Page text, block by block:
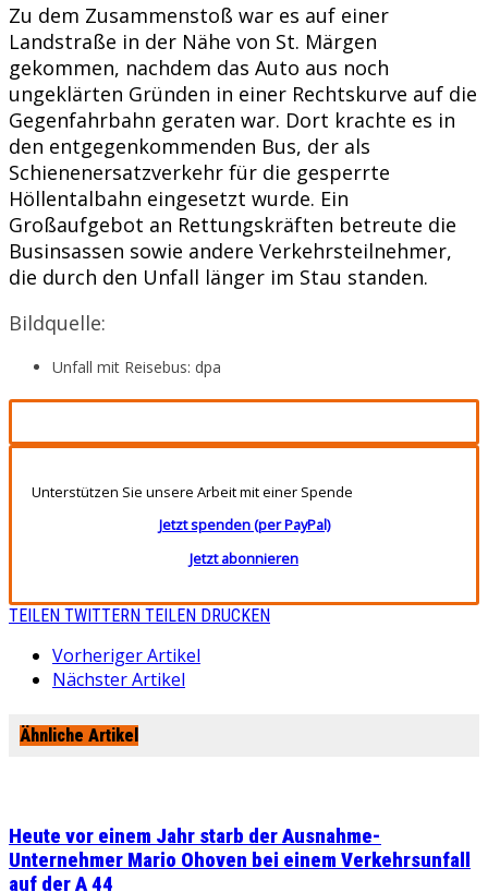
Zu dem Zusammenstoß war es auf einer
Landstraße in der Nähe von St. Märgen
gekommen, nachdem das Auto aus noch
ungeklärten Gründen in einer Rechtskurve auf die
Gegenfahrbahn geraten war. Dort krachte es in
den entgegenkommenden Bus, der als
Schienenersatzverkehr für die gesperrte
Höllentalbahn eingesetzt wurde. Ein
Großaufgebot an Rettungskräften betreute die
Businsassen sowie andere Verkehrsteilnehmer,
die durch den Unfall länger im Stau standen.
Bildquelle:
Unfall mit Reisebus: dpa
Unterstützen Sie unsere Arbeit mit einer Spende
Jetzt spenden (per PayPal)
Jetzt abonnieren
TEILEN TWITTERN TEILEN DRUCKEN
Vorheriger Artikel
Nächster Artikel
Ähnliche Artikel
Heute vor einem Jahr starb der Ausnahme-
Unternehmer Mario Ohoven bei einem Verkehrsunfall
auf der A 44